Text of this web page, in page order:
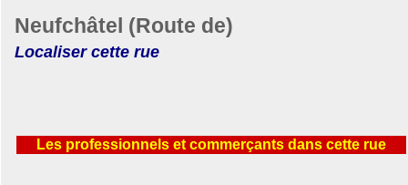
Neufchâtel (Route de)
Localiser cette rue
Les professionnels et commerçants dans cette rue